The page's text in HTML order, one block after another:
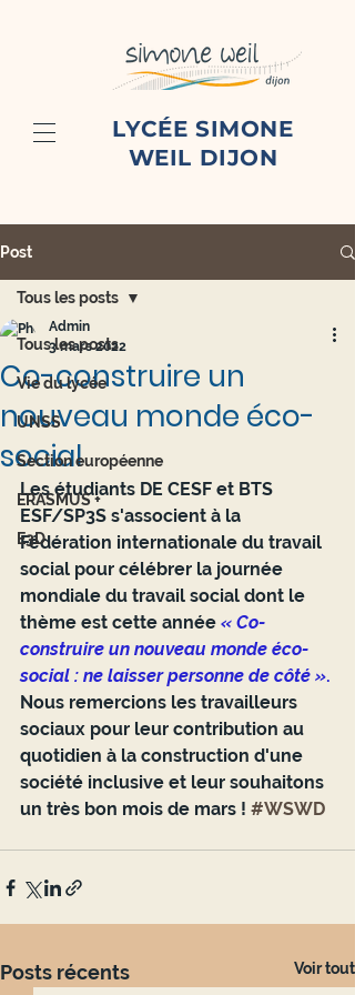
LYCÉE SIMONE
WEIL DIJON
Post
Tous les posts
Vie du lycée
UNSS
Section européenne
ERASMUS +
E3D
Tous les posts
Co-construire un
nouveau monde éco-
social
Admin
3 mars 2022
Les étudiants DE CESF et BTS
ESF/SP3S s'associent à la
Fédération internationale du travail
social pour célébrer la journée
mondiale du travail social dont le
thème est cette année « Co-
construire un nouveau monde éco-
social : ne laisser personne de côté ».
Nous remercions les travailleurs
sociaux pour leur contribution au
quotidien à la construction d'une
société inclusive et leur souhaitons
un très bon mois de mars ! #WSWD
Posts récents Voir tout